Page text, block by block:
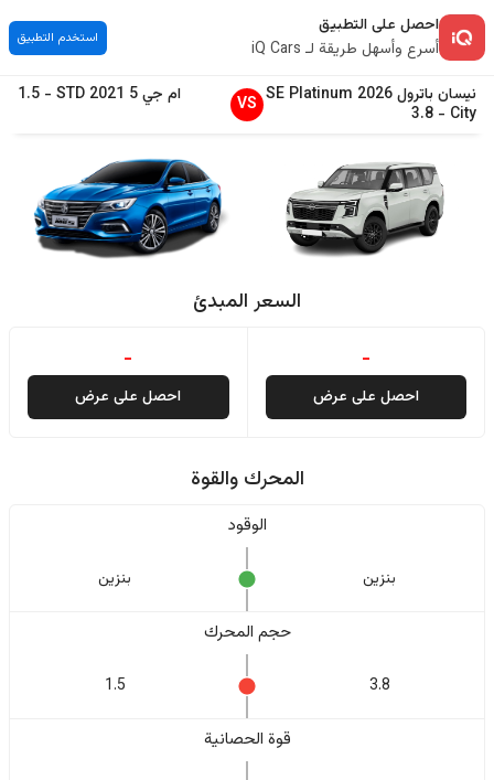
احصل على التطبيق
أسرع وأسهل طريقة لـ iQ Cars
استخدم التطبيق
نيسان باترول2026
SE Platinum
City
-
3.8
VS ام جي5
2021
STD
-
1.5
السعر المبدئ
-
احصل على عرض
-
احصل على عرض
المحرك والقوة
الوقود
بنزين بنزين
حجم المحرك
3.8
1.5
قوة الحصانية